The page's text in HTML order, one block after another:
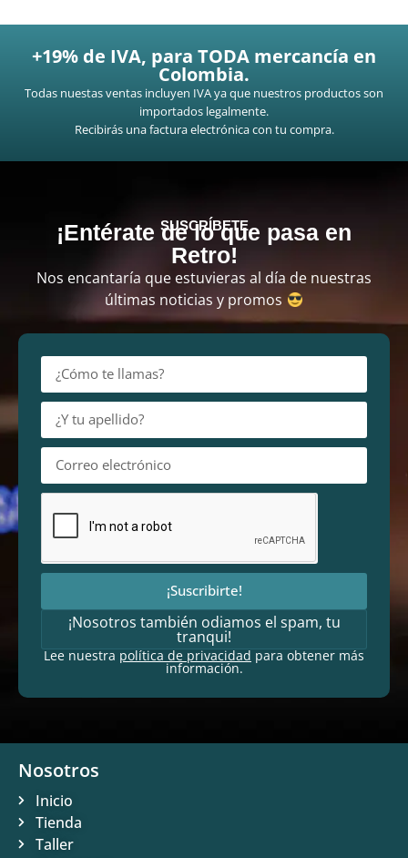
+19% de IVA, para TODA mercancía en
Colombia.
Todas nuestas ventas incluyen IVA ya que nuestros productos son
importados legalmente.
Recibirás una factura electrónica con tu compra.
SUSCRÍBETE
¡Entérate de lo que pasa en
Retro!
Nos encantaría que estuvieras al día de nuestras
últimas noticias y promos
¡Suscribirte!
¡Nosotros también odiamos el spam, tu
tranqui!
Lee nuestrapolítica de privacidadpara obtener más
información.
Nosotros
Inicio
Tienda
Taller